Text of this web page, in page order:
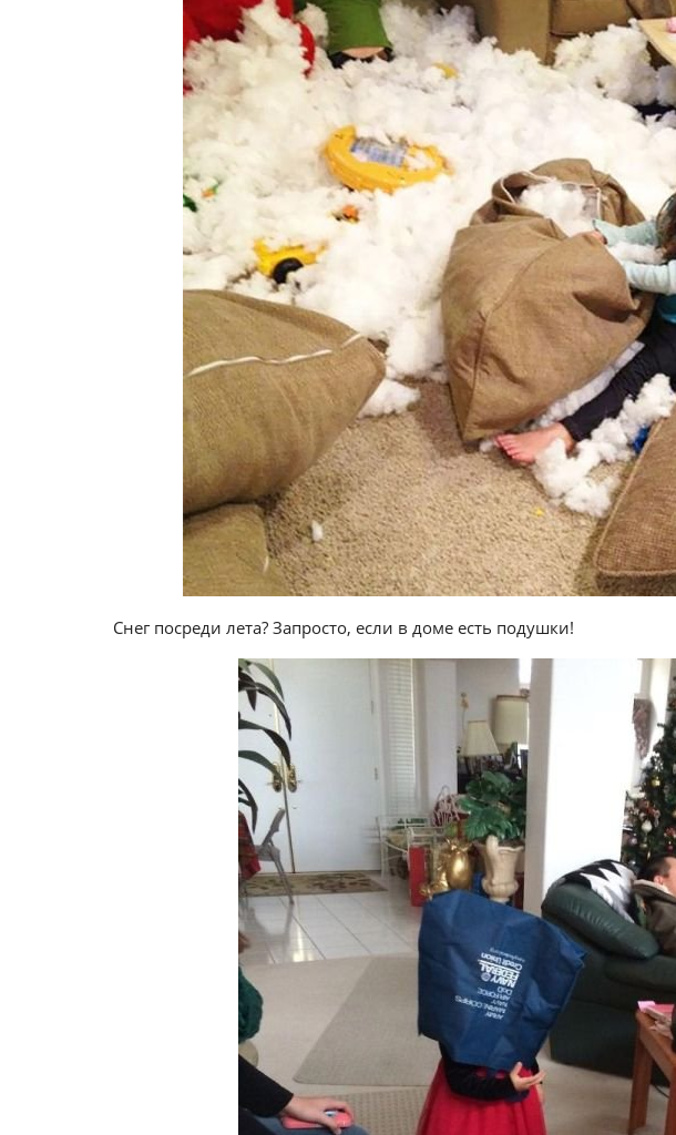
Снег посреди лета? Запросто, если в доме есть подушки!